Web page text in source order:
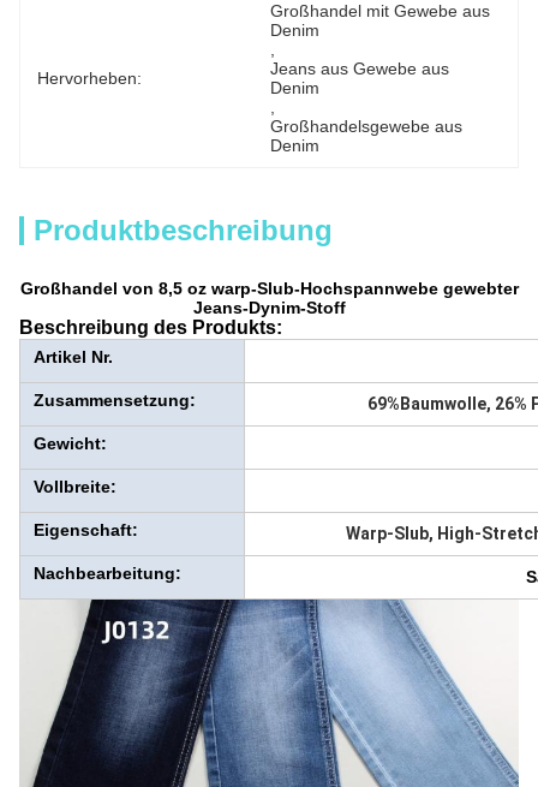
Hervorheben:
Großhandel mit Gewebe aus
Denim
Jeans aus Gewebe aus
Denim
Großhandelsgewebe aus
Denim
Produktbeschreibung
Großhandel von 8,5 oz warp-Slub-Hochspannwebe gewebter
Jeans-Dynim-Stoff
Beschreibung des Produkts:
Artikel Nr.
Zusammensetzung: 69%Baumwolle, 26%
Gewicht:
Vollbreite:
Eigenschaft: Warp-Slub, High-
Nachbearbeitung: